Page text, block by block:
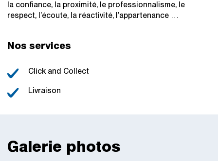
la confiance, la proximité, le professionnalisme, le
respect, l’écoute, la réactivité, l’appartenance …
Nos services
Click and Collect
Livraison
Galerie photos